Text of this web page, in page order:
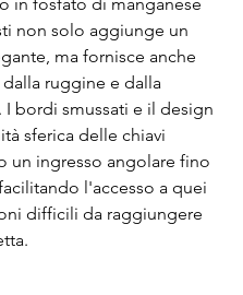
non solo aggiunge un
ma fornisce anche
ruggine e dalla
I bordi smussati e il design
sferica delle chiavi
un ingresso angolare fino
l'accesso a quei
difficili da raggiungere